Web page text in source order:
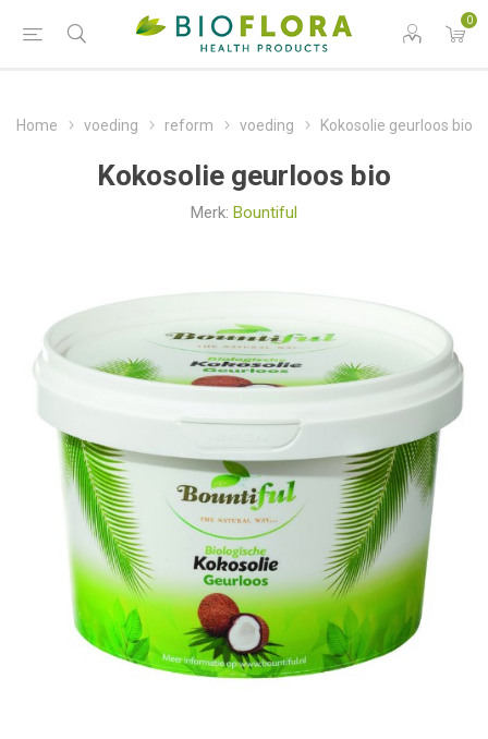
0
Home voeding reform voeding Kokosolie geurloos bio
Kokosolie geurloos bio
Merk: Bountiful